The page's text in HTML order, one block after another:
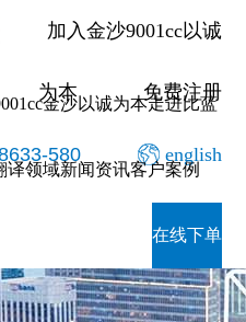
加入金沙9001cc以诚
为本 免费注册
580 english
金沙以诚为本走进比蓝
译领域新闻资讯客户案例
在线下单